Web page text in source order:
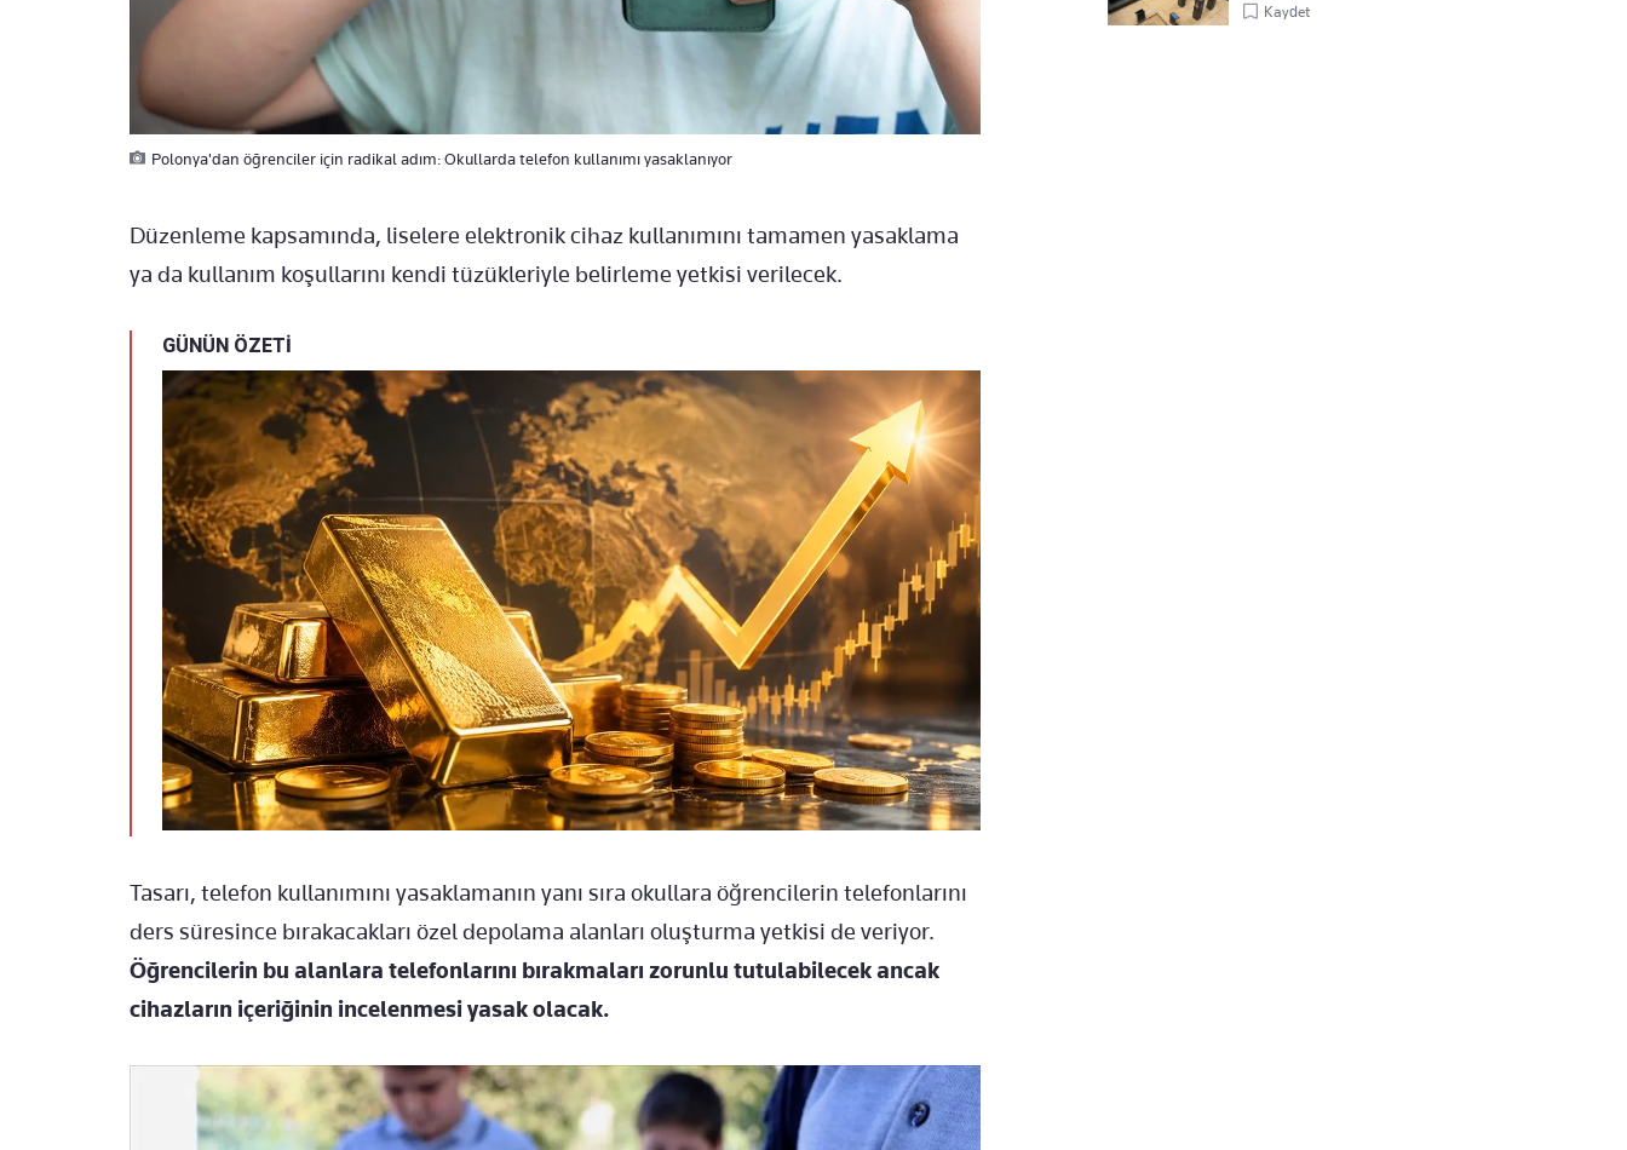
Polonya'dan öğrenciler için radikal adım: Okullarda telefon kullanımı yasaklanıyor
Düzenleme kapsamında, liselere elektronik cihaz kullanımını tamamen yasaklama
ya da kullanım koşullarını kendi tüzükleriyle belirleme yetkisi verilecek.
GÜNÜN ÖZETİ
Tasarı, telefon kullanımını yasaklamanın yanı sıra okullara öğrencilerin telefonlarını
ders süresince bırakacakları özel depolama alanları oluşturma yetkisi de veriyor.
Öğrencilerin bu alanlara telefonlarını bırakmaları zorunlu tutulabilecek ancak
cihazların içeriğinin incelenmesi yasak olacak.
Kaydet